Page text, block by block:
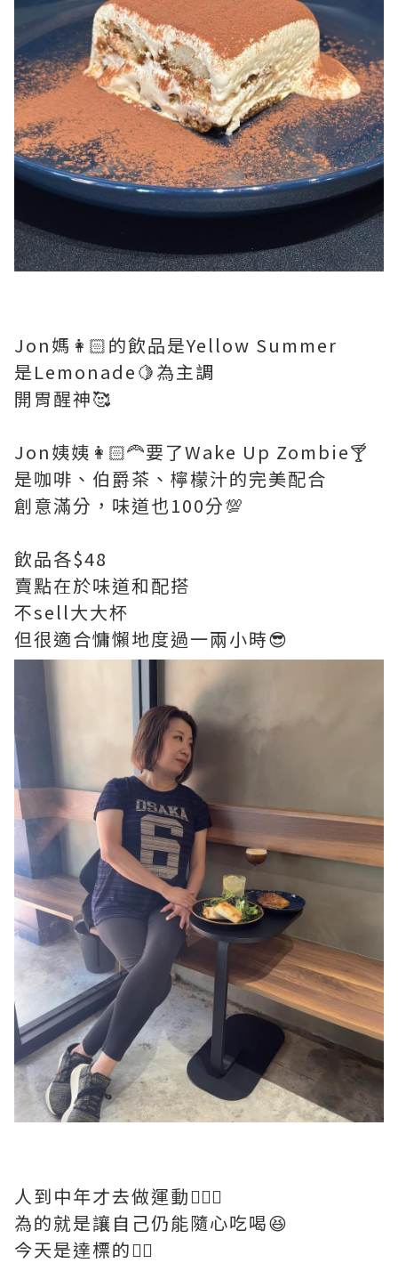
Jon媽👩🏻的飲品是Yellow Summer
是Lemonade🍋為主調
開胃醒神🥰
Jon姨姨👩🏻‍🦰要了Wake Up Zombie🍸
是咖啡、伯爵茶、檸檬汁的完美配合
創意滿分，味道也100分💯
飲品各$48
賣點在於味道和配搭
不sell大大杯
但很適合慵懶地度過一兩小時😎
人到中年才去做運動🧘🏻‍♀️
為的就是讓自己仍能隨心吃喝😆
今天是達標的✌🏻